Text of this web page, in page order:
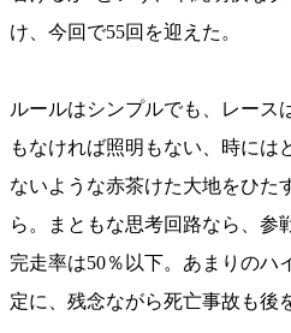
け、今回で55回を迎えた。
ルールはシンプルでも、レース
もなければ照明もない、時には
ないような赤茶けた大地をひた
ら。まともな思考回路なら、参
完走率は50％以下。あまりのハ
定に、残念ながら死亡事故も後